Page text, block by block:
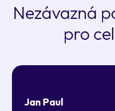
Nezávazná
pro
Jan Paul